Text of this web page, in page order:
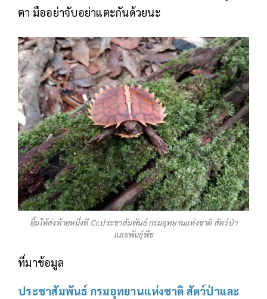
ตา มืออย่าจับอย่าแตะกันด้วยนะ
ยิ้มให้ส่งท้ายหนึ่งที Cr.ประชาสัมพันธ์ กรมอุทยานแห่งชาติ สัตว์ป่า
และพันธุ์พืช
ที่มาข้อมูล
ประชาสัมพันธ์ กรมอุทยานแห่งชาติ สัตว์ป่าและ